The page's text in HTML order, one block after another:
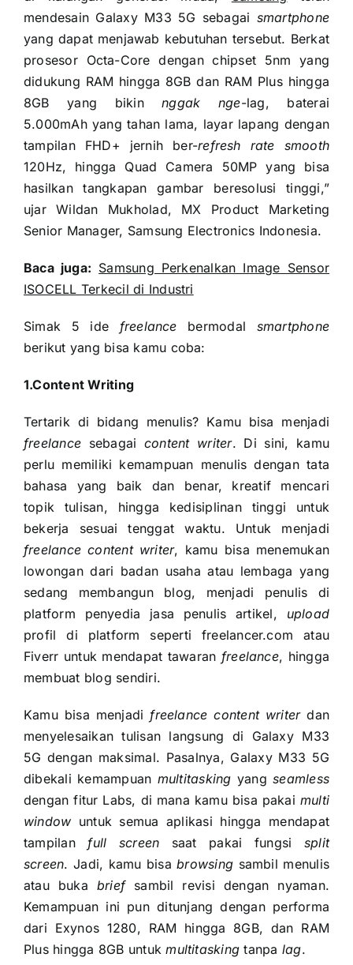
mendesain Galaxy M33 5G sebagai smartphone
yang dapat menjawab kebutuhan tersebut. Berkat
prosesor Octa-Core dengan chipset 5nm yang
didukung RAM hingga 8GB dan RAM Plus hingga
8GB yang bikinnggak nge-lag, baterai
5.000mAh yang tahan lama, layar lapang dengan
tampilan FHD+ jernih ber-refresh rate
smooth
120Hz, hingga Quad Camera 50MP yang bisa
hasilkan tangkapan gambar beresolusi tinggi,”
ujar Wildan Mukholad, MX Product Marketing
Senior Manager, Samsung Electronics Indonesia.
Baca juga: Samsung Perkenalkan Image Sensor
ISOCELL Terkecil di Industri
Simak 5 ide freelance bermodal smartphone
berikut yang bisa kamu coba:
1.Content Writing
Tertarik di bidang menulis? Kamu bisa menjadi
freelance sebagai content writer. Di sini, kamu
perlu memiliki kemampuan menulis dengan tata
bahasa yang baik dan benar, kreatif mencari
topik tulisan, hingga kedisiplinan tinggi untuk
bekerja sesuai tenggat waktu. Untuk menjadi
freelance content writer, kamu bisa menemukan
lowongan dari badan usaha atau lembaga yang
sedang membangun blog, menjadi penulis di
platform penyedia jasa penulis artikel, upload
profil di platform seperti freelancer.com atau
Fiverr untuk mendapat tawaran freelance, hingga
membuat blog sendiri.
Kamu bisa menjadifreelance content writerdan
menyelesaikan tulisan langsung di Galaxy M33
5G dengan maksimal. Pasalnya, Galaxy M33 5G
dibekali kemampuan multitasking yangseamless
dengan fitur Labs, di mana kamu bisa pakai multi
window untuk semua aplikasi hingga mendapat
tampilanfull screen saat pakai fungsi split
screen. Jadi, kamu bisabrowsing sambil menulis
atau buka briefsambil revisi dengan nyaman.
Kemampuan ini pun ditunjang dengan performa
dari Exynos 1280, RAM hingga 8GB, dan RAM
Plus hingga 8GB untukmultitasking tanpa lag.